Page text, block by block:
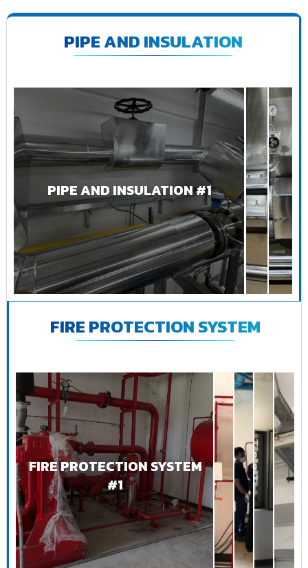
PIPE AND INSULATION
PIPE AND INSULATION #1
FIRE PROTECTION SYSTEM
FIRE PROTECTION SYSTEM
#1